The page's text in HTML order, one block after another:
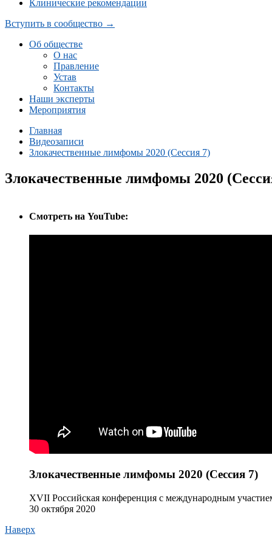
Клинические рекомендации
Вступить в сообщество →
Об обществе
О нас
Правление
Устав
Контакты
Наши эксперты
Мероприятия
Главная
Видеозаписи
Злокачественные лимфомы 2020 (Сессия 7)
Злокачественные лимфомы 2020
Cмотреть на YouTube:
Злокачественные лимфомы 2020 (Сессия 7)
XVII Российская конференция с международным
30 октября 2020
Наверх